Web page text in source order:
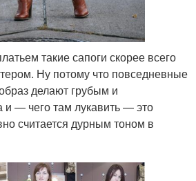
такие сапоги скорее всего
Ну потому что повседневные
делают грубым и
— чего там лукавить — это
считается дурным тоном в